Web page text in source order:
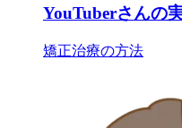
YouTuberさんの
矯正治療の方法